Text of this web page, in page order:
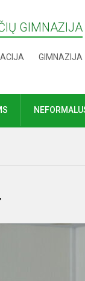
GIMNAZIJA
GIMNAZIJA